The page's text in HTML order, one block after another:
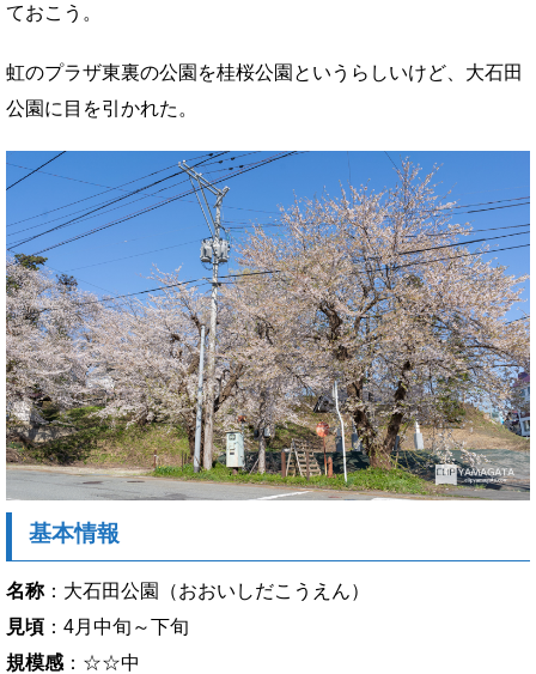
ておこう。
虹のプラザ東裏の公園を桂桜公園というらしいけど、大石田
公園に目を引かれた。
基本情報
名称：大石田公園（おおいしだこうえん）
見頃 ：4月中旬～下旬
規模感 ：☆☆中